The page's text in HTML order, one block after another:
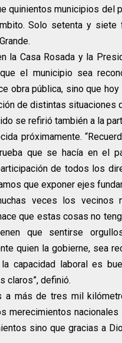
quinientos municipios del
Solo setenta y siete
la Casa Rosada y la
el municipio sea
obra pública, sino que
de distintas situaciones
se refirió también a la
próximamente.
que se hacía en el
de todos los
que exponer ejes
veces los
que estas cosas no
que sentirse
quien la gobierne, sea
capacidad laboral es
claros”, definió.
a más de tres mil
merecimientos
sino que gracias a